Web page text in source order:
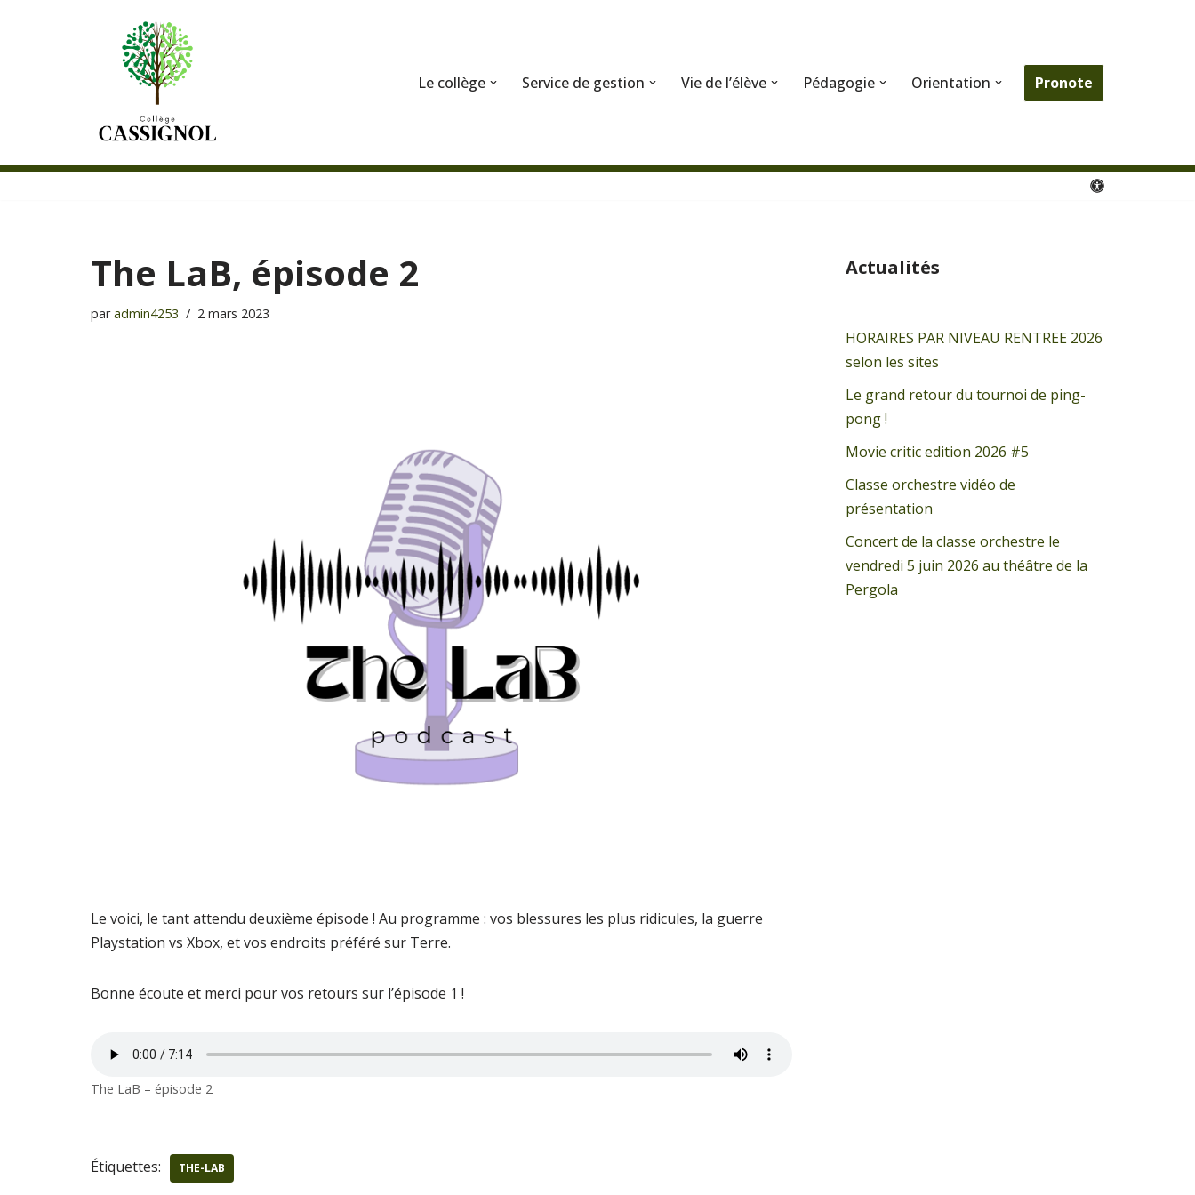
Le collège Service de gestion Vie de l’élève Pédagogie Orientation Pronote
The LaB, épisode 2
paradmin4253 2 mars 2023
Le voici, le tant attendu deuxième épisode ! Au programme : vos blessures les plus ridicules, la guerre
Playstation vs Xbox, et vos endroits préféré sur Terre.
Bonne écoute et merci pour vos retours sur l’épisode 1 !
The LaB – épisode 2
Étiquettes: THE-LAB
Actualités
HORAIRES PAR NIVEAU RENTREE 2026
selon les sites
Le grand retour du tournoi de ping-
pong !
Movie critic edition 2026 #5
Classe orchestre vidéo de
présentation
Concert de la classe orchestre le
vendredi 5 juin 2026 au théâtre de la
Pergola